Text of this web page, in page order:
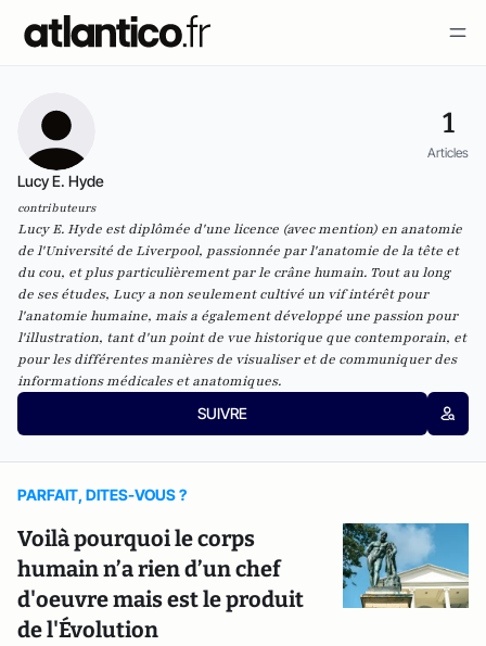
1
Articles
Lucy E. Hyde
contributeurs
Lucy E. Hyde est diplômée d'une licence (avec mention) en anatomie
de l'Université de Liverpool, passionnée par l'anatomie de la tête et
du cou, et plus particulièrement par le crâne humain. Tout au long
de ses études, Lucy a non seulement cultivé un vif intérêt pour
l'anatomie humaine, mais a également développé une passion pour
l'illustration, tant d'un point de vue historique que contemporain, et
pour les différentes manières de visualiser et de communiquer des
informations médicales et anatomiques.
SUIVRE
PARFAIT, DITES-VOUS ?
Voilà pourquoi le corps
humain n’a rien d’un chef
d'oeuvre mais est le produit
de l'Évolution